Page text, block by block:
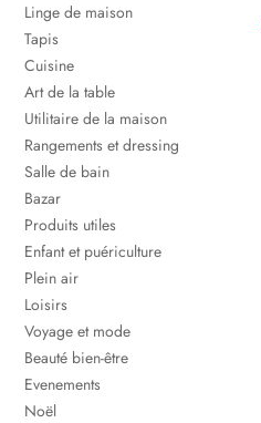
Linge de maison
Tapis
Cuisine
Art de la table
Utilitaire de la maison
Rangements et dressing
Salle de bain
Bazar
Produits utiles
Enfant et puériculture
Plein air
Loisirs
Voyage et mode
Beauté bien-être
Evenements
Noël